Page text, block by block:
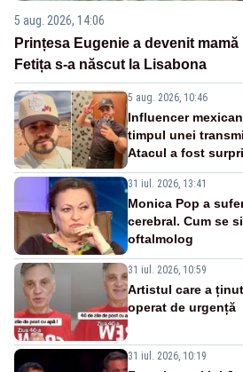
5 aug. 2026, 14:06
Prințesa Eugenie a devenit
Fetița s-a născut la Lisabona
5 aug. 2026, 10:46
Influencer
timpul unei
Atacul a fost
31 iul. 2026, 13:41
Monica Pop a
cerebral. Cum se
oftalmolog
31 iul. 2026, 10:59
Artistul care a
operat de urgență
31 iul. 2026, 10:19